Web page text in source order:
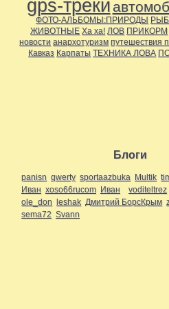
gps-треки
ФОТО-АЛЬБОМЫ:ПРИРОДЫ
ЖИВОТНЫЕ Ха ха! ЛОВ ПРИКОРМ
новости анархотуризм путешествия
Кавказ Карпаты ТЕХНИКА ЛОВА
Блоги
panisn qwerty sportaazbuka Multik
Иван xoso66rucom Иван voditeltrez
ole_don leshak Дмитрий БорсКрым
sema72 Svann